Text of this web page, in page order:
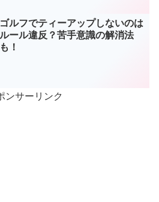
ゴルフでティーアップしないのは
ルール違反？苦手意識の解消法
も！
ンサーリンク